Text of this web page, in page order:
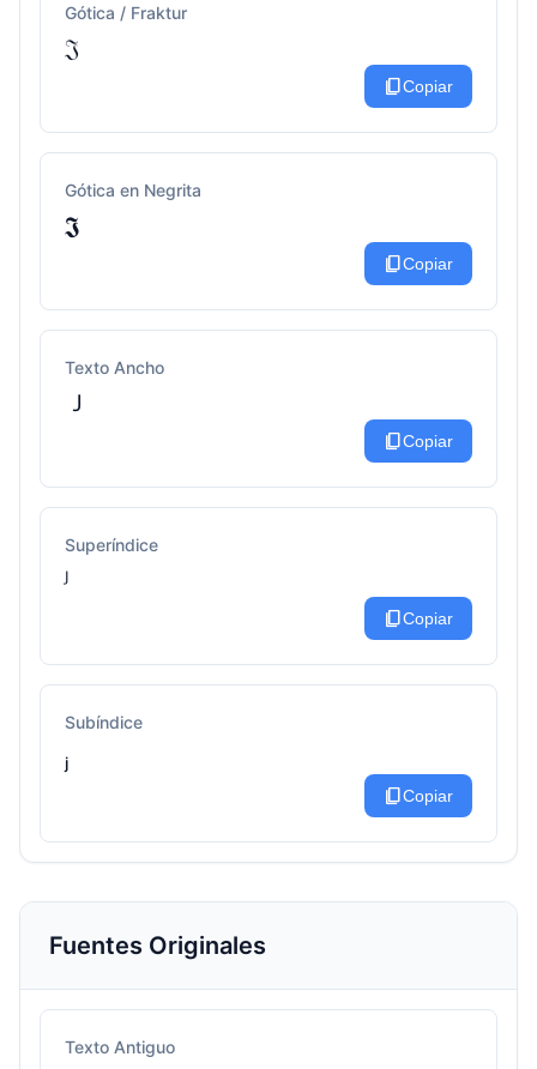
Gótica / Fraktur
𝔍
content_copyCopiar
Gótica en Negrita
𝕵
content_copyCopiar
Texto Ancho
Ｊ
content_copyCopiar
Superíndice
ᴶ
content_copyCopiar
Subíndice
ⱼ
content_copyCopiar
Fuentes Originales
Texto Antiguo